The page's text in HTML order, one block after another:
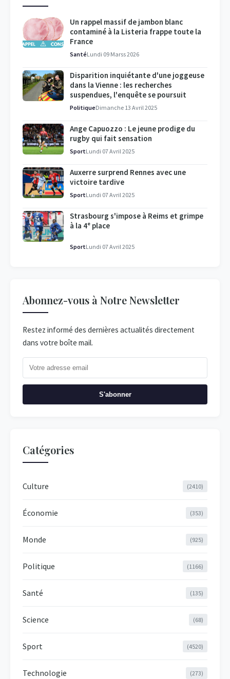
Un rappel massif de jambon blanc
contaminé à la Listeria frappe toute la
France
SantéLundi 09 Marss 2026
Disparition inquiétante d'une joggeuse
dans la Vienne : les recherches
suspendues, l'enquête se poursuit
PolitiqueDimanche 13 Avril 2025
Ange Capuozzo : Le jeune prodige du
rugby qui fait sensation
SportLundi 07 Avril 2025
Auxerre surprend Rennes avec une
victoire tardive
SportLundi 07 Avril 2025
Strasbourg s'impose à Reims et grimpe
à la 4ᵉ place
SportLundi 07 Avril 2025
Abonnez-vous à Notre Newsletter
Restez informé des dernières actualités directement
dans votre boîte mail.
S'abonner
Catégories
Culture (2410)
Économie (353)
Monde (925)
Politique (1166)
Santé (135)
Science (68)
Sport (4520)
Technologie (273)